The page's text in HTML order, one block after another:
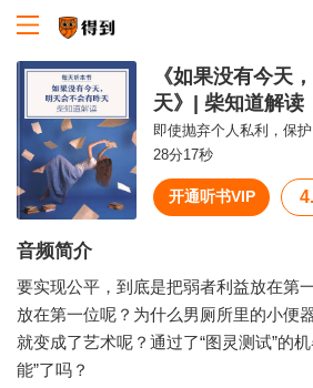
《如果没有今天
天》| 柴知道解读
28分17秒
开通听书VIP
音频简介
要实现公平，到底是把弱者利益放在第
放在第一位呢？为什么男厕所里的小便
就变成了艺术呢？通过了“图灵测试”的
能”了吗？